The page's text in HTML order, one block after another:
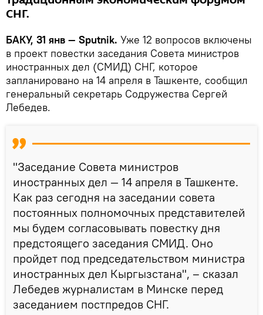
СНГ.
БАКУ, 31 янв — Sputnik. Уже 12 вопросов включены
в проект повестки заседания Совета министров
иностранных дел (СМИД) СНГ, которое
запланировано на 14 апреля в Ташкенте, сообщил
генеральный секретарь Содружества Сергей
Лебедев.
"Заседание Совета министров
иностранных дел — 14 апреля в Ташкенте.
Как раз сегодня на заседании совета
постоянных полномочных представителей
мы будем согласовывать повестку дня
предстоящего заседания СМИД. Оно
пройдет под председательством министра
иностранных дел Кыргызстана", – сказал
Лебедев журналистам в Минске перед
заседанием постпредов СНГ.